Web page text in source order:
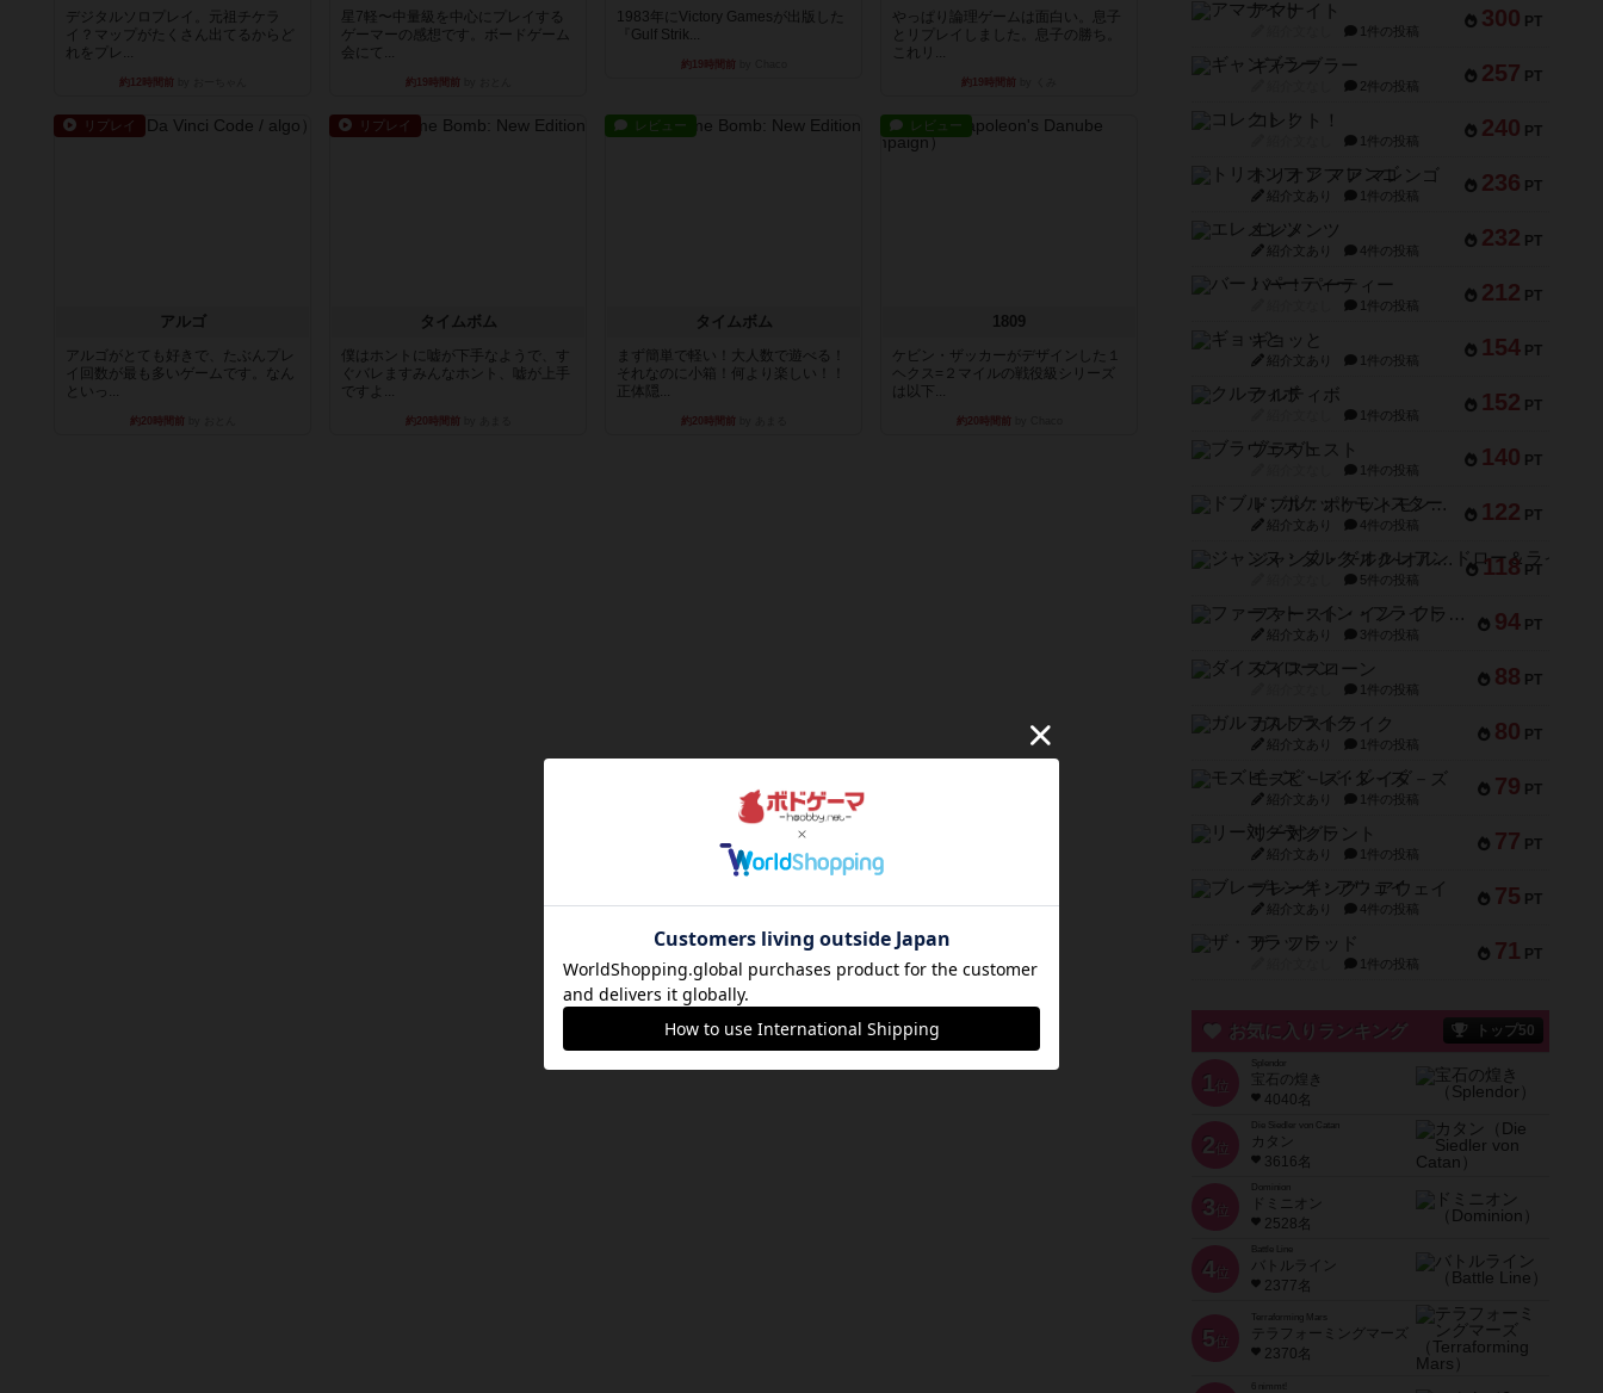
デジタルソロプレイ。元祖チケラ
イ？マップがたくさん出てるからど
れをプレ...
約12時間前
星7軽〜中量級を中心にプレイする
ゲーマーの感想です。ボードゲーム
会にて...
約19時間前
1983年にVictory Gamesが出版した
『Gulf Strik...
約19時間前
やっぱり論理ゲームは面白い。息子
とリプレイしました。息子の勝ち。
これリ...
約19時間前
リプレイ
アルゴ
アルゴがとても好きで、たぶんプレ
イ回数が最も多いゲームです。なん
といっ...
約20時間前
リプレイ
タイムボム
僕はホントに嘘が下手なようで、す
ぐバレますみんなホント、嘘が上手
ですよ...
約20時間前
レビュー
タイムボム
まず簡単で軽い！大人数で遊べる！
それなのに小箱！何より楽しい！！
正体隠...
約20時間前
レビュー
1809
ケビン・ザッカーがデザインした１
ヘクス=２マイルの戦役級シリーズ
は以下...
約20時間前
300 PT
アマナイト
1件の投稿
257 PT
ギャンブラー
2件の投稿
240 PT
コレクト！
1件の投稿
236 PT
トリオンフ ア マレンゴ
紹介文あり 1件の投稿
232 PT
エレメンツ
紹介文あり 4件の投稿
212 PT
バー！パーティー
1件の投稿
154 PT
ギョッと
紹介文あり 1件の投稿
152 PT
クルティボ
1件の投稿
140 PT
ブラヴェスト
1件の投稿
122 PT
ドブル：ポケットモンスター
紹介文あり 4件の投稿
118 PT
ジャンヌ・ダルク-オルレアン ドロー＆ライト
5件の投稿
94 PT
ファースト・イン・フライト
紹介文あり 3件の投稿
88 PT
ダイススローン
1件の投稿
80 PT
ガルフストライク
紹介文あり 1件の投稿
79 PT
モズビ－ズ・レイダ－ズ
紹介文あり 1件の投稿
77 PT
リー対グラント
紹介文あり 1件の投稿
75 PT
ブレーキング・アウェイ
紹介文あり 4件の投稿
71 PT
ザ・フラッド
1件の投稿
お気に入りランキング トップ50
1 位
宝石の煌き
4040名
2 位
Die Siedler von Catan
カタン
3616名
3 位
ドミニオン
2528名
4位
Battle Line
バトルライン
2377名
5 位
Terraforming Mars
テラフォーミングマーズ
2370名